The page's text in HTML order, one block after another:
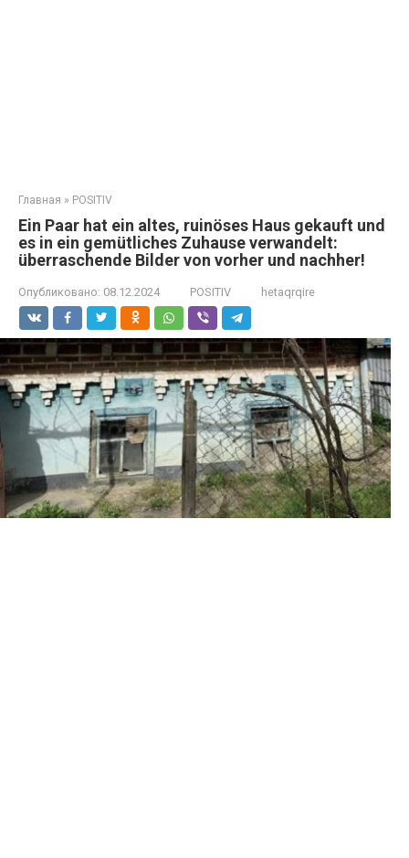
Главная » POSITIV
Ein Paar hat ein altes, ruinöses Haus gekauft und
es in ein gemütliches Zuhause verwandelt:
überraschende Bilder von vorher und nachher!
Опубликовано: 08.12.2024 POSITIV hetaqrqire